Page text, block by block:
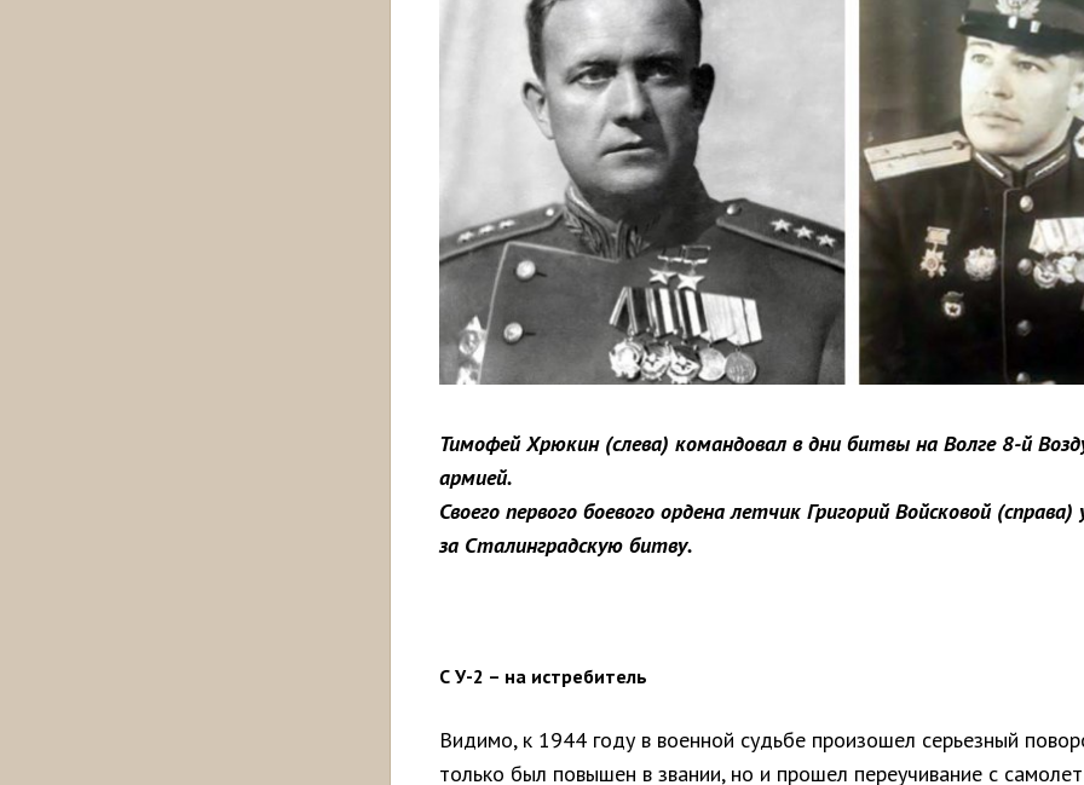
Тимофей Хрюкин (слева) командовал в дни битвы на Волге 8-й
армией.
Своего первого боевого ордена летчик Григорий Войсковой (справа)
за Сталинградскую битву.
С У-2 – на истребитель
Видимо, к 1944 году в военной судьбе произошел серьезный
только был повышен в звании, но и прошел переучивание с